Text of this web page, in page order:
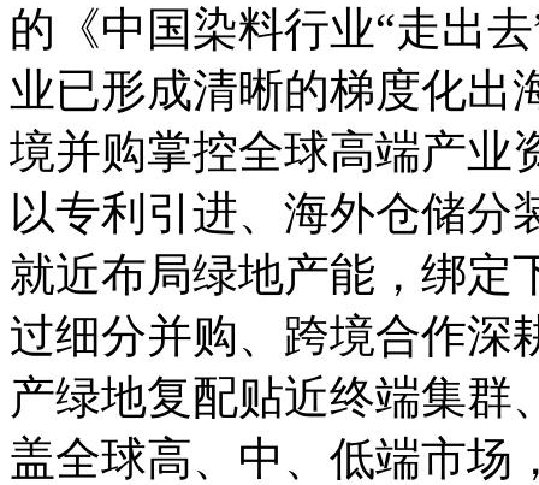
的《中国染料行业“走出
业已形成清晰的梯度化出
境并购掌控全球高端产业
以专利引进、海外仓储分
就近布局绿地产能，绑定
过细分并购、跨境合作深
产绿地复配贴近终端集群
盖全球高、中、低端市场